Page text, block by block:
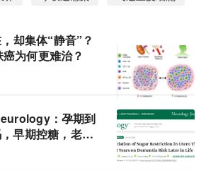
结直肠癌
临床结局
先天性心脏病
巨噬细胞
素瘤皮肤癌
膳食指南
2型糖尿病
却集体“静音”？
为何更难治？
：孕期到
早期控糖，老年